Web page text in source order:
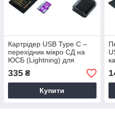
Картрідер USB Type C –
перехідник мікро СД на
ЮСБ (Lightning) для
DM-CR023
335 ₴
Купити